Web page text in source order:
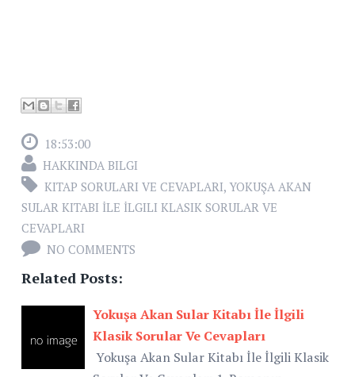
18:53:00
HAKKINDA BILGI
KITAP SORULARI VE CEVAPLARI, YOKUŞA AKAN
SULAR KITABI İLE İLGILI KLASIK SORULAR VE
CEVAPLARI
NO COMMENTS
Related Posts:
Yokuşa Akan Sular Kitabı İle İlgili
Klasik Sorular Ve Cevapları
Yokuşa Akan Sular Kitabı İle İlgili Klasik